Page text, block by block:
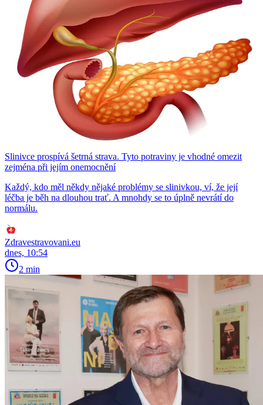
Slinivce prospívá šetrná strava. Tyto potraviny je vhodné omezit
zejména při jejím onemocnění
Každý, kdo měl někdy nějaké problémy se slinivkou, ví, že její
léčba je běh na dlouhou trať. A mnohdy se to úplně nevrátí do
normálu.
Zdravestravovani.eu
dnes, 10:54
2 min